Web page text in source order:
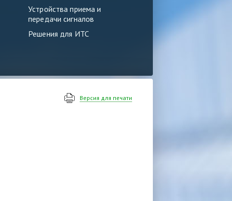
Устройства приема и
передачи сигналов
Решения для ИТС
Версия для печати